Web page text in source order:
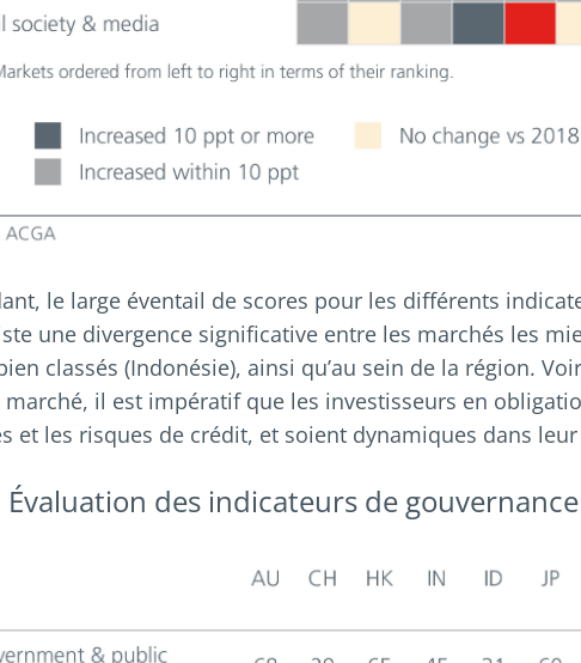
le large éventail de scores pour les différents
une divergence significative entre les marchés les
classés (Indonésie), ainsi qu’au sein de la région.
marché, il est impératif que les investisseurs en
et les risques de crédit, et soient dynamiques dans leur
Évaluation des indicateurs de